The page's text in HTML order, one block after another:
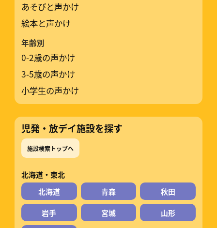
あそびと声かけ
絵本と声かけ
年齢別
0-2歳の声かけ
3-5歳の声かけ
小学生の声かけ
児発・放デイ施設を探す
施設検索トップへ
北海道・東北
北海道
青森 秋田
岩手 宮城 山形